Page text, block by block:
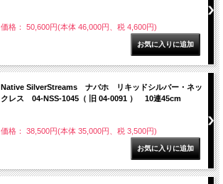
価格： 50,600円(本体 46,000円、税 4,600円)
Native SilverStreams ナバホ リキッドシルバー・ネッ
クレス 04-NSS-1045（ 旧 04-0091 ） 10連45cm
価格： 38,500円(本体 35,000円、税 3,500円)